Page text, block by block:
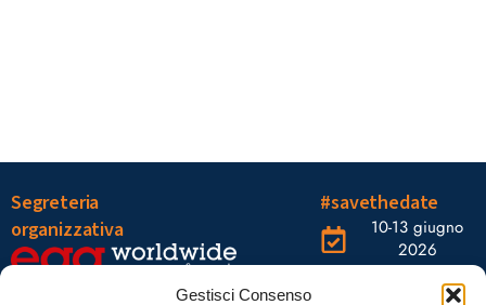
Gestisci Consenso
Segreteria
organizzativa
#savethedate
10-13 giugno
2026
OGR Torino